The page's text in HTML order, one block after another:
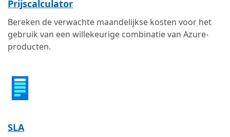
Prijscalculator
Bereken de verwachte maandelijkse kosten voor het
gebruik van een willekeurige combinatie van Azure-
producten.
SLA